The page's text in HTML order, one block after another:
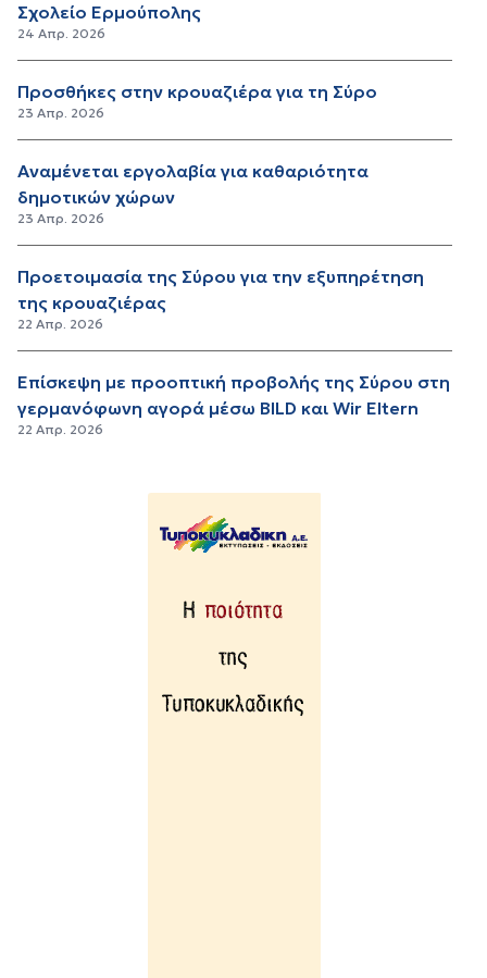
Σχολείο Ερμούπολης
24 Απρ. 2026
Προσθήκες στην κρουαζιέρα για τη Σύρο
23 Απρ. 2026
Αναμένεται εργολαβία για καθαριότητα
δημοτικών χώρων
23 Απρ. 2026
Προετοιμασία της Σύρου για την εξυπηρέτηση
της κρουαζιέρας
22 Απρ. 2026
Επίσκεψη με προοπτική προβολής της Σύρου στη
γερμανόφωνη αγορά μέσω BILD και Wir Eltern
22 Απρ. 2026